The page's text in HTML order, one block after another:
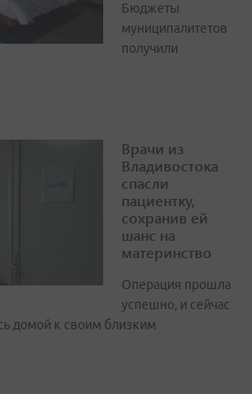
Бюджеты
муниципалитетов
получили
Врачи из
Владивостока
спасли
пациентку,
сохранив ей
шанс на
материнство
Операция прошла
успешно, и сейчас
домой к своим близким